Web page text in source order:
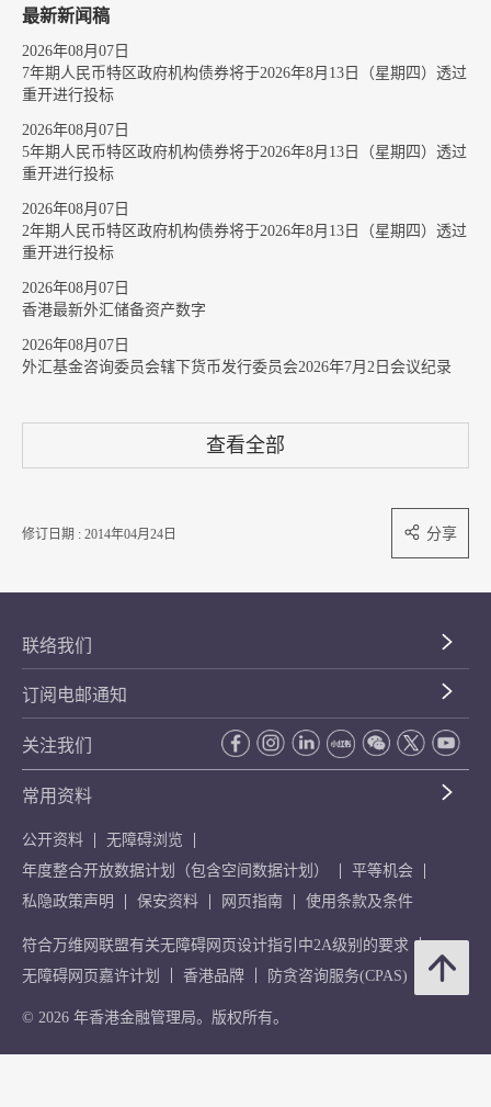
最新新闻稿
2026年08月07日
7年期人民币特区政府机构债券将于2026年8月13日（星期四）透过
重开进行投标
2026年08月07日
5年期人民币特区政府机构债券将于2026年8月13日（星期四）透过
重开进行投标
2026年08月07日
2年期人民币特区政府机构债券将于2026年8月13日（星期四）透过
重开进行投标
2026年08月07日
香港最新外汇储备资产数字
2026年08月07日
外汇基金咨询委员会辖下货币发行委员会2026年7月2日会议纪录
查看全部
修订日期 : 2014年04月24日 分享
联络我们
订阅电邮通知
关注我们
常用资料
公开资料
无障碍浏览
年度整合开放数据计划（包含空间数据计划）
平等机会
私隐政策声明
保安资料 网页指南 使用条款及条件
符合万维网联盟有关无障碍网页设计指引中2A级别的要求
无障碍网页嘉许计划
香港品牌 防贪咨询服务(CPAS)
© 2026 年香港金融管理局。版权所有。